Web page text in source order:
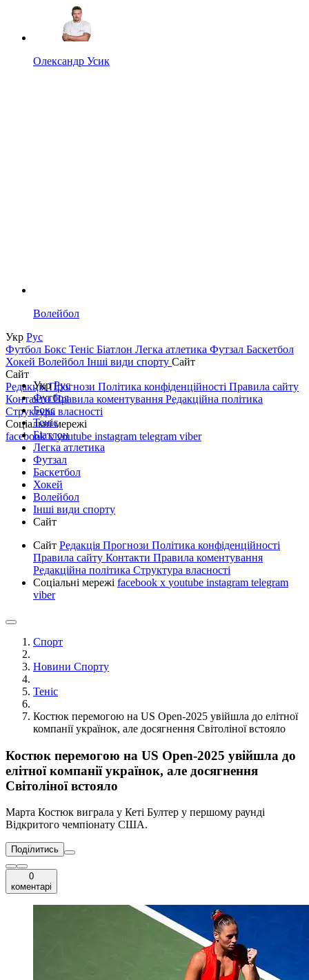
Олександр Усик
Волейбол
Укр Рус
Футбол Бокс Теніс Біатлон Легка атлетика Футзал Баскетбол
Хокей Волейбол Інші види спорту Сайт
Сайт
РедакціяПрогнози Політика конфіденційності Правила сайту
КонтактиПравила коментування Редакційна політика
Структура власності
Соціальні мережі
facebookxyoutube instagram telegram viber
УкрРус
Футбол
Бокс
Теніс
Біатлон
Легка атлетика
Футзал
Баскетбол
Хокей
Волейбол
Інші види спорту
Сайт
Сайт Редакція Прогнози Політика конфіденційності
Правила сайту Контакти Правила коментування
Редакційна політика Структура власності
Соціальні мережі facebook x youtube instagram telegram
viber
Спорт
Новини Спорту
Теніс
Костюк перемогою на US Open-2025 увійшла до елітної
компанії українок, але досягнення Світоліної встояло
Костюк перемогою на US Open-2025 увійшла до
елітної компанії українок, але досягнення
Світоліної встояло
Марта Костюк виграла у Кеті Бултер у першому раунді
Відкритого чемпіонату США.
Поділитись
0
коментарі